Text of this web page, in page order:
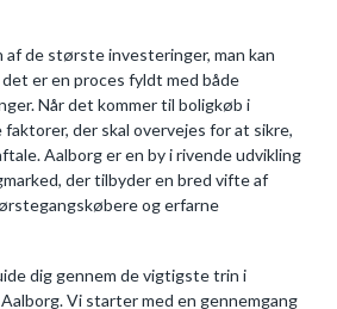
af de største investeringer, man kan
er en proces fyldt med både
Når det kommer til boligkøb i
faktorer, der skal overvejes for at sikre,
Aalborg er en by i rivende udvikling
der tilbyder en bred vifte af
og erfarne
dig gennem de vigtigste trin i
Vi starter med en gennemgang